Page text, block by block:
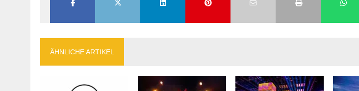
ÄHNLICHE ARTIKEL